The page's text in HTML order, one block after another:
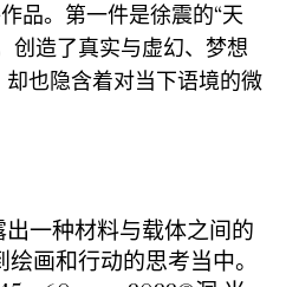
品。第一件是徐震的“天
创造了真实与虚幻、梦想
也隐含着对当下语境的微
⼀种材料与载体之间的
画和⾏动的思考当中。